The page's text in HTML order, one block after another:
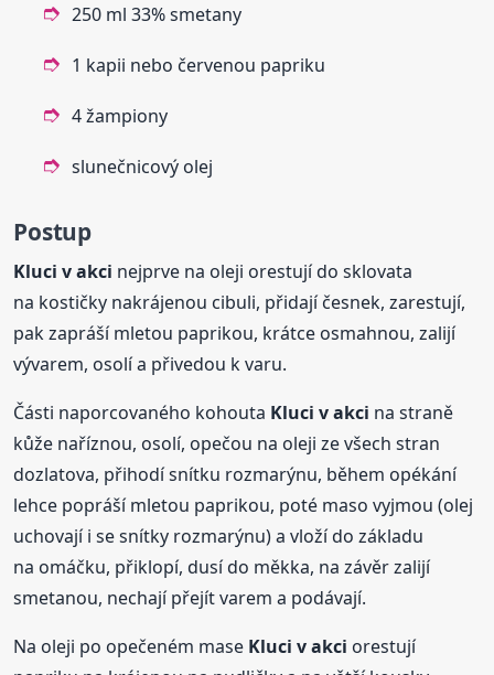
250 ml 33% smetany
1 kapii nebo červenou papriku
4 žampiony
slunečnicový olej
Postup
Kluci v akci nejprve na oleji orestují do sklovata
na kostičky nakrájenou cibuli, přidají česnek, zarestují,
pak zapráší mletou paprikou, krátce osmahnou, zalijí
vývarem, osolí a přivedou k varu.
Části naporcovaného kohouta Kluci v akci na straně
kůže naříznou, osolí, opečou na oleji ze všech stran
dozlatova, přihodí snítku rozmarýnu, během opékání
lehce popráší mletou paprikou, poté maso vyjmou (olej
uchovají i se snítky rozmarýnu) a vloží do základu
na omáčku, přiklopí, dusí do měkka, na závěr zalijí
smetanou, nechají přejít varem a podávají.
Na oleji po opečeném mase Kluci v akci orestují